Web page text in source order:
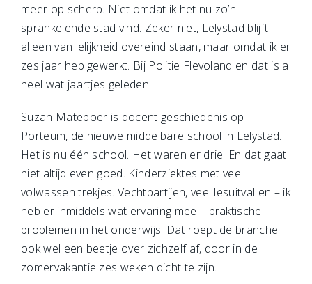
meer op scherp. Niet omdat ik het nu zo’n
sprankelende stad vind. Zeker niet, Lelystad blijft
alleen van lelijkheid overeind staan, maar omdat ik er
zes jaar heb gewerkt. Bij Politie Flevoland en dat is al
heel wat jaartjes geleden.
Suzan Mateboer is docent geschiedenis op
Porteum, de nieuwe middelbare school in Lelystad.
Het is nu één school. Het waren er drie. En dat gaat
niet altijd even goed. Kinderziektes met veel
volwassen trekjes. Vechtpartijen, veel lesuitval en – ik
heb er inmiddels wat ervaring mee – praktische
problemen in het onderwijs. Dat roept de branche
ook wel een beetje over zichzelf af, door in de
zomervakantie zes weken dicht te zijn.